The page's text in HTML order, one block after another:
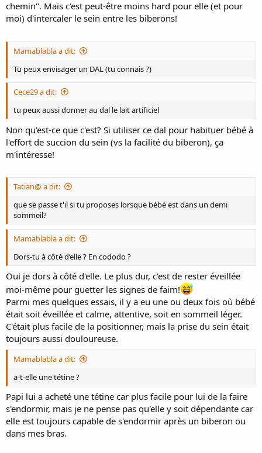
chemin". Mais c'est peut-être moins hard pour elle (et pour
moi) d'intercaler le sein entre les biberons!
Mamablabla a dit:
Tu peux envisager un DAL (tu connais ?)
Cece29 a dit:
tu peux aussi donner au dal le lait artificiel
Non qu'est-ce que c'est? Si utiliser ce dal pour habituer bébé à
l'effort de succion du sein (vs la facilité du biberon), ça
m'intéresse!
Tatian@ a dit:
que se passe t'il si tu proposes lorsque bébé est dans un demi
sommeil?
Mamablabla a dit:
Dors-tu à côté d’elle ? En cododo ?
Oui je dors à côté d'elle. Le plus dur, c'est de rester éveillée
moi-même pour guetter les signes de faim!
Parmi mes quelques essais, il y a eu une ou deux fois où bébé
était soit éveillée et calme, attentive, soit en sommeil léger.
C'était plus facile de la positionner, mais la prise du sein était
toujours aussi douloureuse.
Mamablabla a dit:
a-t-elle une tétine ?
Papi lui a acheté une tétine car plus facile pour lui de la faire
s'endormir, mais je ne pense pas qu'elle y soit dépendante car
elle est toujours capable de s'endormir après un biberon ou
dans mes bras.